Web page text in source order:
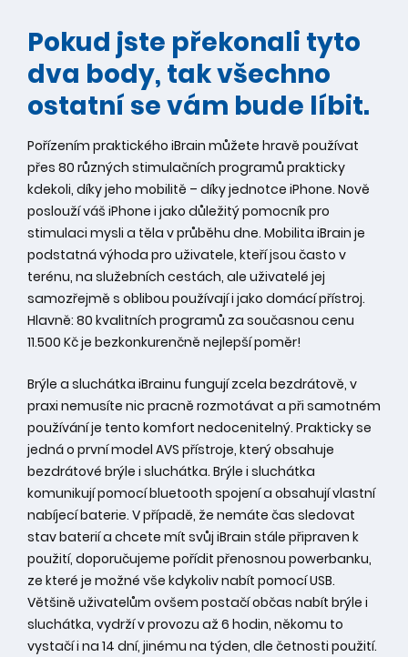
Pokud jste překonali tyto
dva body, tak všechno
ostatní se vám bude líbit.
Pořízením praktického iBrain můžete hravě používat
přes 80 různých stimulačních programů prakticky
kdekoli, díky jeho mobilitě – díky jednotce iPhone. Nově
poslouží váš iPhone i jako důležitý pomocník pro
stimulaci mysli a těla v průběhu dne. Mobilita iBrain je
podstatná výhoda pro uživatele, kteří jsou často v
terénu, na služebních cestách, ale uživatelé jej
samozřejmě s oblibou používají i jako domácí přístroj.
Hlavně: 80 kvalitních programů za současnou cenu
11.500 Kč je bezkonkurenčně nejlepší poměr!
Brýle a sluchátka iBrainu fungují zcela bezdrátově, v
praxi nemusíte nic pracně rozmotávat a při samotném
používání je tento komfort nedocenitelný. Prakticky se
jedná o první model AVS přístroje, který obsahuje
bezdrátové brýle i sluchátka. Brýle i sluchátka
komunikují pomocí bluetooth spojení a obsahují vlastní
nabíjecí baterie. V případě, že nemáte čas sledovat
stav baterií a chcete mít svůj iBrain stále připraven k
použití, doporučujeme pořídit přenosnou powerbanku,
ze které je možné vše kdykoliv nabít pomocí USB.
Většině uživatelům ovšem postačí občas nabít brýle i
sluchátka, vydrží v provozu až 6 hodin, někomu to
vystačí i na 14 dní, jinému na týden, dle četnosti použití.